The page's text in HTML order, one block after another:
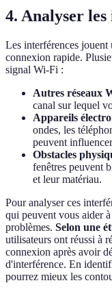
4. Analyser
Les interférences
connexion rapide.
signal Wi-Fi :
Autres réseaux
canal sur lequel
Appareils
ondes, les
peuvent
Obstacles
fenêtres peuvent
et leur matériau.
Pour analyser ces
qui peuvent vous aider
problèmes. Selon une
utilisateurs ont réussi à
connexion après avoir
d'interférence. En
pourrez mieux les